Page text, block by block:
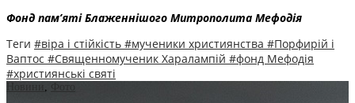
Фонд пам’яті Блаженнішого Митрополита Мефодія
Теги #віра і стійкість #мученики християнства #Порфирій і
Ваптос #Священномученик Харалампій #фонд Мефодія
#християнські святі
Новини
Фото